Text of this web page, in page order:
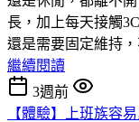
長，加上每天接觸
還是需要固定維持
繼續閱讀
3週前
【體驗】上班族容